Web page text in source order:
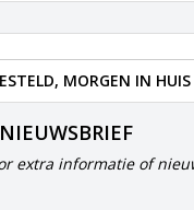
MORGEN IN HUIS
extra informatie of